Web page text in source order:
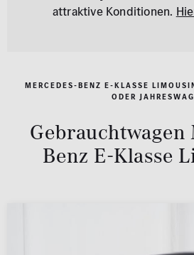
attraktive Konditionen.
MERCEDES-BENZ E-KLASSE
ODER
Gebrauchtwagen
Benz E-Klasse